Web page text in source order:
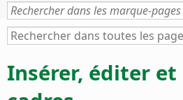
Insérer, éditer et